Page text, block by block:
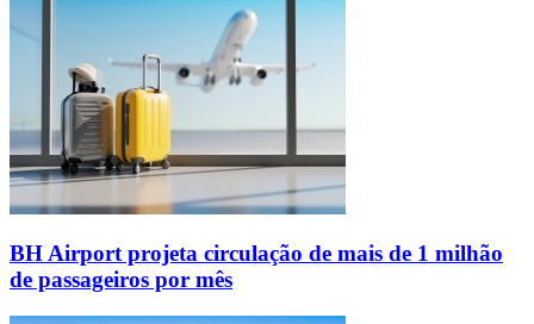
BH Airport projeta circulação de mais de 1 milhão
de passageiros por mês